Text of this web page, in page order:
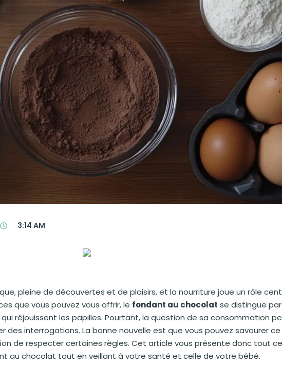
3:14 AM
pleine de découvertes et de plaisirs, et la nourriture joue un rôle
que vous pouvez vous offrir, le fondant au chocolat se distingue
réjouissent les papilles. Pourtant, la question de sa consommation
interrogations. La bonne nouvelle est que vous pouvez savourer ce
de respecter certaines règles. Cet article vous présente donc tout ce
au chocolat tout en veillant à votre santé et celle de votre bébé.